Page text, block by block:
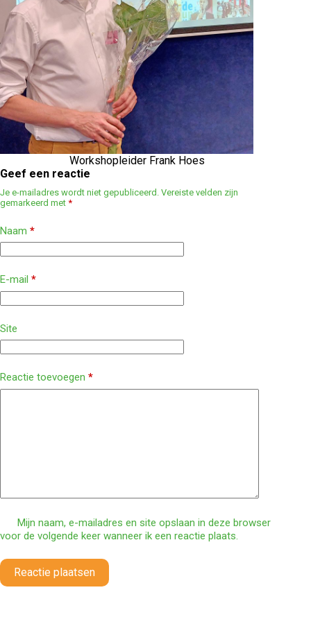
Workshopleider Frank Hoes
Geef een reactie
Je e-mailadres wordt niet gepubliceerd. Vereiste velden zijn
gemarkeerd met *
Naam *
E-mail *
Site
Reactie toevoegen *
Mijn naam, e-mailadres en site opslaan in deze browser
voor de volgende keer wanneer ik een reactie plaats.
Reactie plaatsen